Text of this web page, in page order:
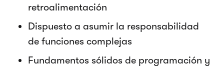
retroalimentación
Dispuesto a asumir la responsabilidad
de funciones complejas
Fundamentos sólidos de programación y